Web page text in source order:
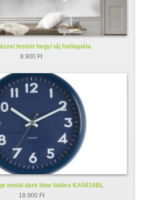
festett hegyi táj fotótapéta
8.900 Ft
metal dark blue falióra KA5610BL
18.900 Ft